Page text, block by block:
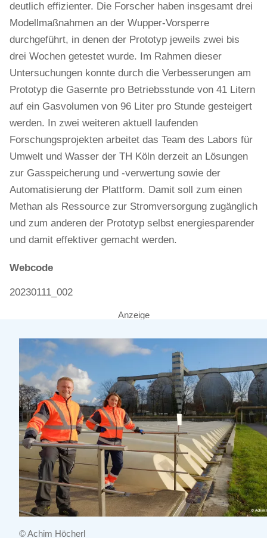
deutlich effizienter. Die Forscher haben insgesamt drei
Modellmaßnahmen an der Wupper-Vorsperre
durchgeführt, in denen der Prototyp jeweils zwei bis
drei Wochen getestet wurde. Im Rahmen dieser
Untersuchungen konnte durch die Verbesserungen am
Prototyp die Gasernte pro Betriebsstunde von 41 Litern
auf ein Gasvolumen von 96 Liter pro Stunde gesteigert
werden. In zwei weiteren aktuell laufenden
Forschungsprojekten arbeitet das Team des Labors für
Umwelt und Wasser der TH Köln derzeit an Lösungen
zur Gasspeicherung und -verwertung sowie der
Automatisierung der Plattform. Damit soll zum einen
Methan als Ressource zur Stromversorgung zugänglich
und zum anderen der Prototyp selbst energiesparender
und damit effektiver gemacht werden.
Webcode
20230111_002
Anzeige
© Achim Höcherl